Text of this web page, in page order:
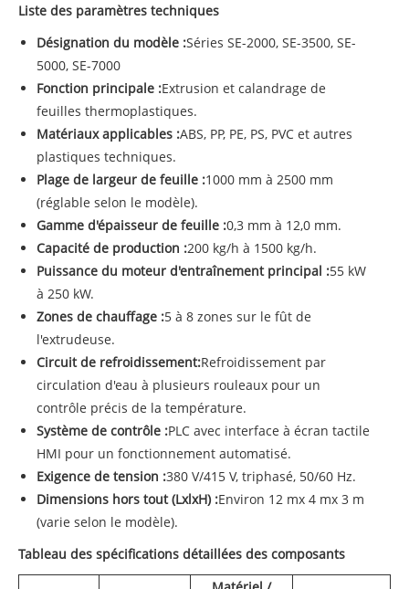
Liste des paramètres techniques
Désignation du modèle :Séries SE-2000, SE-3500, SE-
5000, SE-7000
Fonction principale :Extrusion et calandrage de
feuilles thermoplastiques.
Matériaux applicables :ABS, PP, PE, PS, PVC et autres
plastiques techniques.
Plage de largeur de feuille :1000 mm à 2500 mm
(réglable selon le modèle).
Gamme d'épaisseur de feuille :0,3 mm à 12,0 mm.
Capacité de production :200 kg/h à 1500 kg/h.
Puissance du moteur d'entraînement principal :55 kW
à 250 kW.
Zones de chauffage :5 à 8 zones sur le fût de
l'extrudeuse.
Circuit de refroidissement:Refroidissement par
circulation d'eau à plusieurs rouleaux pour un
contrôle précis de la température.
Système de contrôle :PLC avec interface à écran tactile
HMI pour un fonctionnement automatisé.
Exigence de tension :380 V/415 V, triphasé, 50/60 Hz.
Dimensions hors tout (LxlxH) :Environ 12 mx 4 mx 3 m
(varie selon le modèle).
Tableau des spécifications détaillées des composants